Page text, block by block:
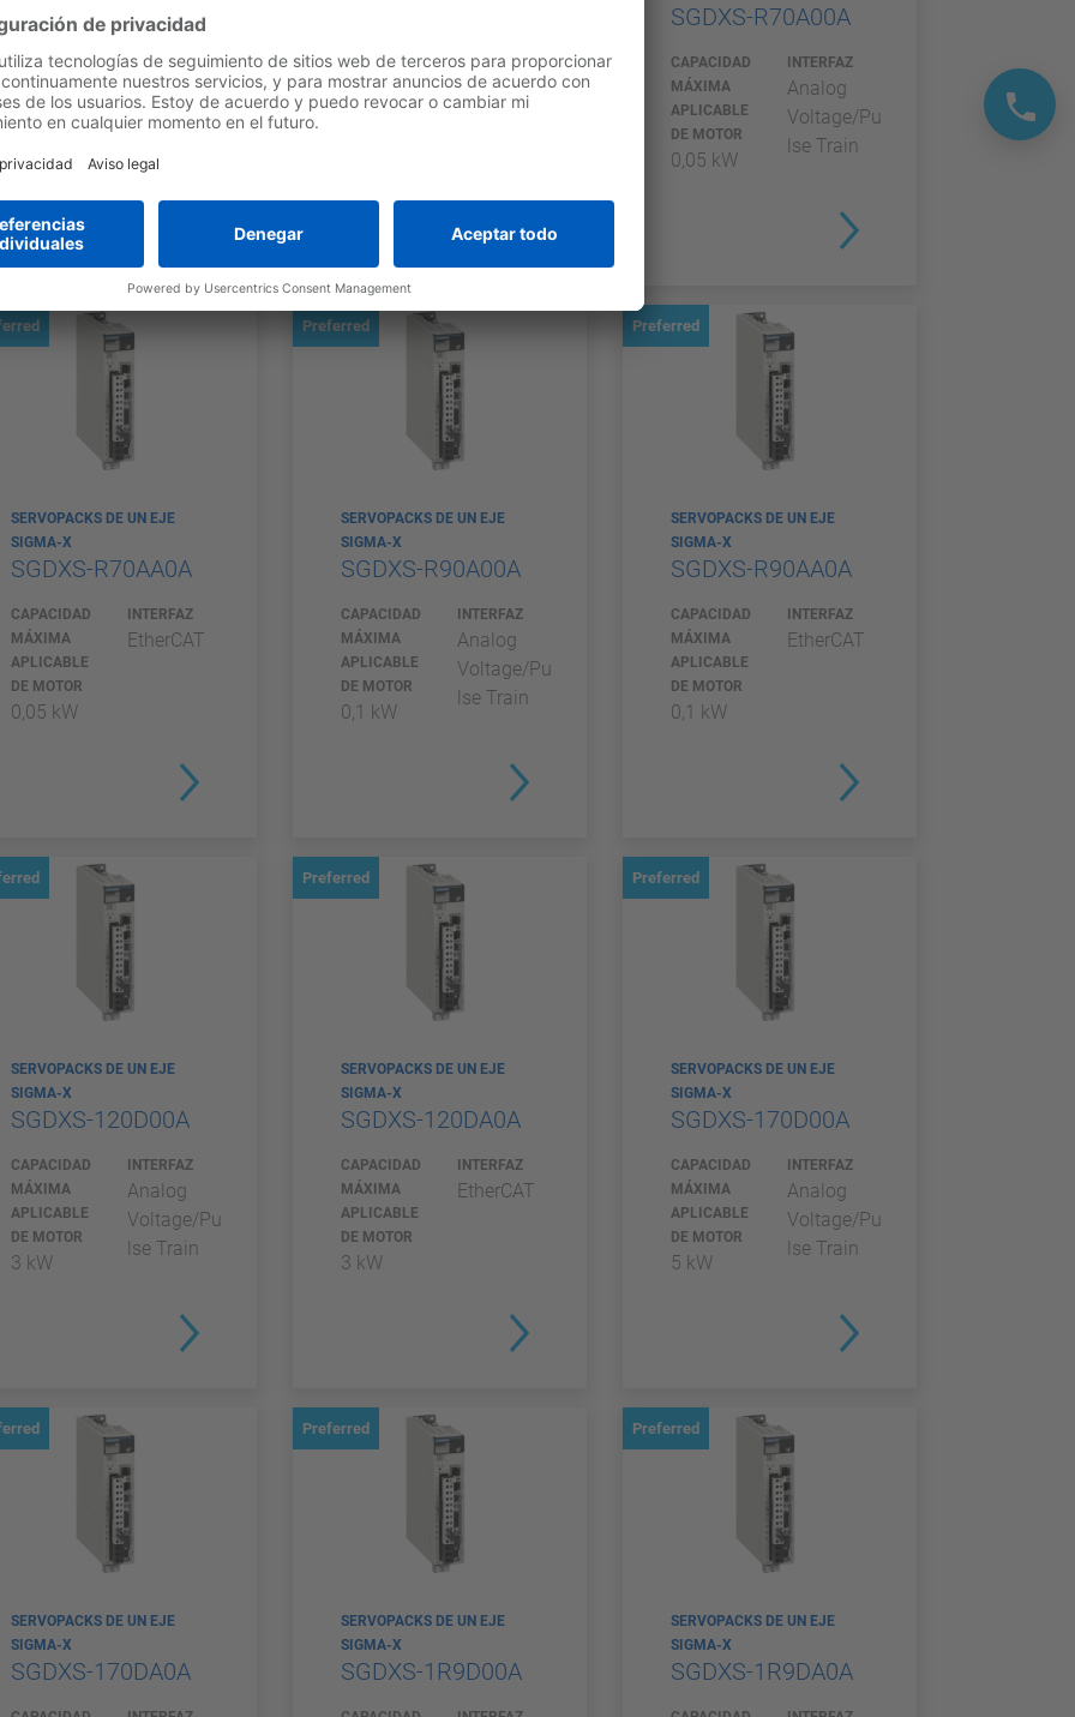
SGDXS-5R5A00A
CAPACIDAD
MÁXIMA
APLICABLE
DE MOTOR
0,75 kW
INTERFAZ
Analog
Voltage/Pu
CAPACIDAD
MÁXIMA
APLICABLE
INTERFAZ
EtherCAT
SGDXS-R70A00A
CAPACIDAD
MÁXIMA
APLICABLE
DE MOTOR
0,05 kW
INTERFAZ
Analog
Voltage/Pu
lse Train
SERVOPACKS DE UN EJE
SIGMA-X
SGDXS-R70AA0A
CAPACIDAD
MÁXIMA
APLICABLE
DE MOTOR
0,05 kW
INTERFAZ
EtherCAT
Preferred
SERVOPACKS DE UN EJE
SIGMA-X
SGDXS-R90A00A
CAPACIDAD
MÁXIMA
APLICABLE
DE MOTOR
0,1 kW
INTERFAZ
Analog
Voltage/Pu
lse Train
Preferred
SERVOPACKS DE UN EJE
SIGMA-X
SGDXS-R90AA0A
CAPACIDAD
MÁXIMA
APLICABLE
DE MOTOR
0,1 kW
INTERFAZ
EtherCAT
SERVOPACKS DE UN EJE
SIGMA-X
SGDXS-120D00A
CAPACIDAD
MÁXIMA
APLICABLE
DE MOTOR
3 kW
INTERFAZ
Analog
Voltage/Pu
lse Train
Preferred
SERVOPACKS DE UN EJE
SIGMA-X
SGDXS-120DA0A
CAPACIDAD
MÁXIMA
APLICABLE
DE MOTOR
3 kW
INTERFAZ
EtherCAT
Preferred
SERVOPACKS DE UN EJE
SIGMA-X
SGDXS-170D00A
CAPACIDAD
MÁXIMA
APLICABLE
DE MOTOR
5 kW
INTERFAZ
Analog
Voltage/Pu
lse Train
SERVOPACKS DE UN EJE
SIGMA-X
SGDXS-170DA0A
Preferred
SERVOPACKS DE UN EJE
SIGMA-X
SGDXS-1R9D00A
Preferred
SERVOPACKS DE UN EJE
SIGMA-X
SGDXS-1R9DA0A